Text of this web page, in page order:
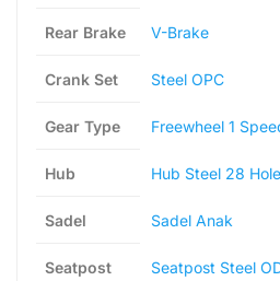
Rear Brake V-Brake
Crank Set Steel OPC
Gear Type Freewheel 1
Hub Hub Steel 28 Hole
Sadel Sadel Anak
Seatpost Seatpost Steel